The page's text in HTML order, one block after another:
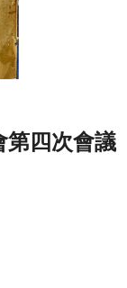
第四次會議